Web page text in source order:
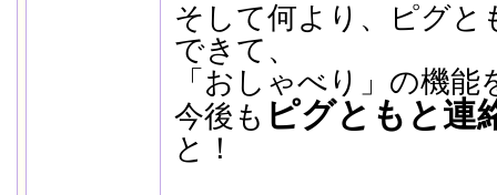
そして何より、ピグと
できて、
「おしゃべり」の機能
今後も ピグともと連
と！